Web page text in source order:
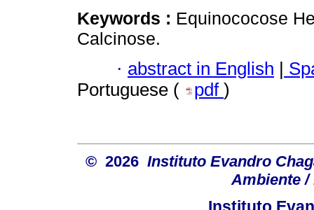
Keywords : Equinococose
Calcinose.
· abstract in English |
Portuguese (
pdf )
© 2026 Instituto Evandro
Ambiente /
Instituto